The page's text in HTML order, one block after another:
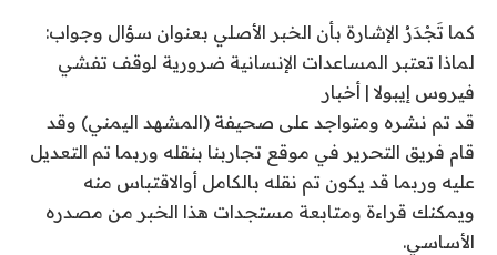
كما تَجْدَرُ الإشارة بأن الخبر الأصلي بعنوان سؤال وجواب:
لماذا تعتبر المساعدات الإنسانية ضرورية لوقف تفشي
فيروس إيبولا | أخبار
قد تم نشره ومتواجد على صحيفة (المشهد اليمني) وقد
قام فريق التحرير في موقع تجاربنا بنقله وربما تم التعديل
عليه وربما قد يكون تم نقله بالكامل أوالاقتباس منه
ويمكنك قراءة ومتابعة مستجدات هذا الخبر من مصدره
الأساسي.